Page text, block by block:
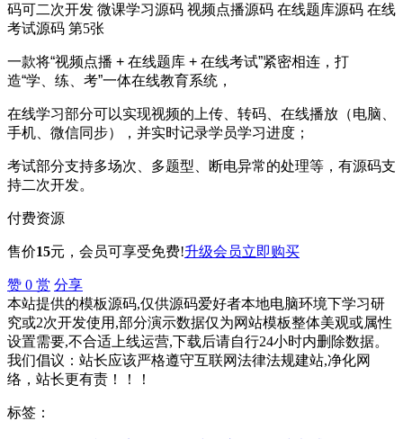
一款将“视频点播 + 在线题库 + 在线考试”紧密相连，打
造“学、练、考”一体在线教育系统，
在线学习部分可以实现视频的上传、转码、在线播放（电脑、
手机、微信同步），并实时记录学员学习进度；
考试部分支持多场次、多题型、断电异常的处理等，有源码支
持二次开发。
付费资源
售价15元 ，会员可享受免费!升级会员立即购买
赞 0 赏 分享
本站提供的模板源码,仅供源码爱好者本地电脑环境下学习研
究或2次开发使用,部分演示数据仅为网站模板整体美观或属性
设置需要,不合适上线运营,下载后请自行24小时内删除数据。
我们倡议：站长应该严格遵守互联网法律法规建站,净化网
络，站长更有责！！！
标签：